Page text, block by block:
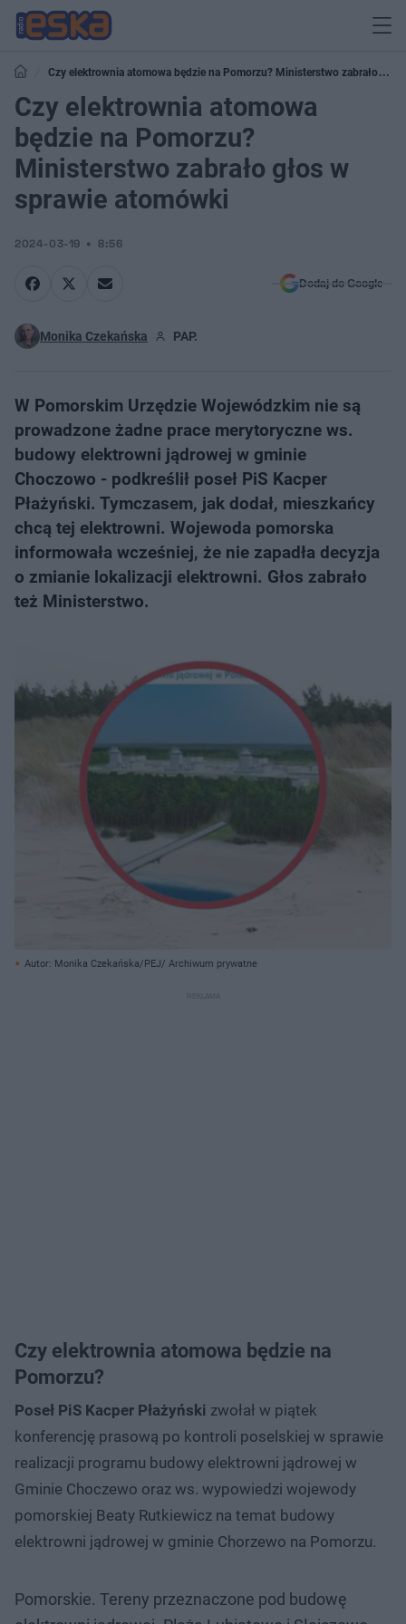
Czy elektrownia atomowa będzie na Pomorzu? Ministerstwo zabrało głos
w sprawie atomówki
Czy elektrownia atomowa
będzie na Pomorzu?
Ministerstwo zabrało głos w
sprawie atomówki
2024-03-19 8:56
Dodaj do Google
Monika Czekańska PAP.
W Pomorskim Urzędzie Wojewódzkim nie są
prowadzone żadne prace merytoryczne ws.
budowy elektrowni jądrowej w gminie
Choczowo - podkreślił poseł PiS Kacper
Płażyński. Tymczasem, jak dodał, mieszkańcy
chcą tej elektrowni. Wojewoda pomorska
informowała wcześniej, że nie zapadła decyzja
o zmianie lokalizacji elektrowni. Głos zabrało
też Ministerstwo.
Autor: Monika Czekańska/PEJ/ Archiwum prywatne
Czy elektrownia atomowa będzie na
Pomorzu?
Poseł PiS Kacper Płażyński zwołał w piątek
konferencję prasową po kontroli poselskiej w sprawie
realizacji programu budowy elektrowni jądrowej w
Gminie Choczewo oraz ws. wypowiedzi wojewody
pomorskiej Beaty Rutkiewicz na temat budowy
elektrowni jądrowej w gminie Chorzewo na Pomorzu.
Pomorskie. Tereny przeznaczone pod budowę